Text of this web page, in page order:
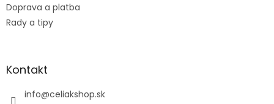
Doprava a platba
Rady a tipy
Kontakt
info@celiakshop.sk